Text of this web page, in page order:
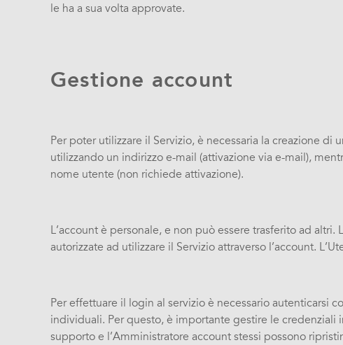
le ha a sua volta approvate.
Gestione account
Per poter utilizzare il Servizio, è necessaria la creazione
utilizzando un indirizzo e-mail (attivazione via e-mail),
nome utente (non richiede attivazione).
L’account è personale, e non può essere trasferito ad
autorizzate ad utilizzare il Servizio attraverso l’account.
Per effettuare il login al servizio è necessario autenticarsi
individuali. Per questo, è importante gestire le credenziali
supporto e l’Amministratore account stessi possono